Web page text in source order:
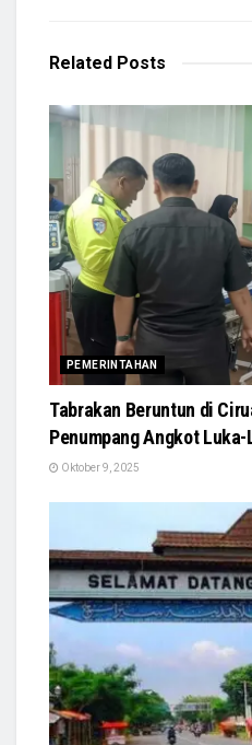
Related Posts
PEMERINTAHAN
Tabrakan Beruntun di
Penumpang Angkot Luka-
Oktober 9, 2025